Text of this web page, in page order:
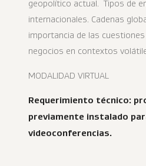
geopolítico actual. Tipos de
internacionales. Cadenas
importancia de las
negocios en contextos
MODALIDAD VIRTUAL
Requerimiento técnico:
previamente instalado
videoconferencias.